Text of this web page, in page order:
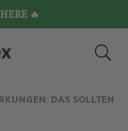
🔥
DAS SOLLTEN